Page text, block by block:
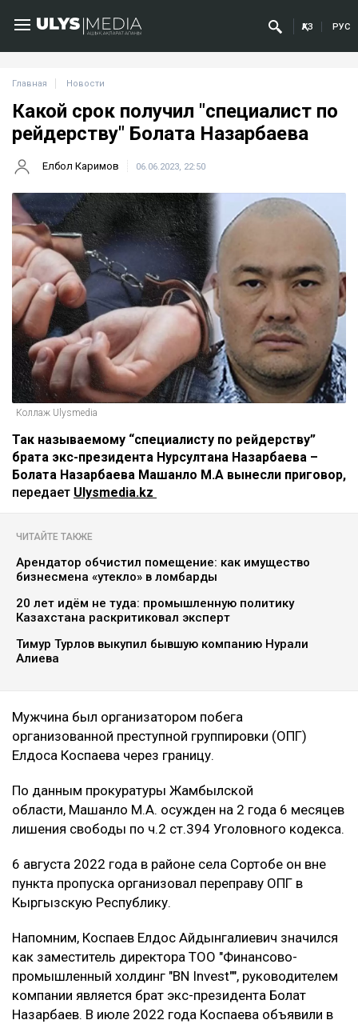
ҚАЗ РУС
Главная Новости
Какой срок получил "специалист по
рейдерству" Болата Назарбаева
Елбол Каримов 06.06.2023, 22:50
Коллаж Ulysmedia
Так называемому “специалисту по рейдерству”
брата экс-президента Нурсултана Назарбаева –
Болата Назарбаева Машанло М.А вынесли приговор,
передает Ulysmedia.kz
ЧИТАЙТЕ ТАКЖЕ
Арендатор обчистил помещение: как имущество
бизнесмена «утекло» в ломбарды
20 лет идём не туда: промышленную политику
Казахстана раскритиковал эксперт
Тимур Турлов выкупил бывшую компанию Нурали
Алиева
Мужчина был организатором побега
организованной преступной группировки (ОПГ)
Елдоса Коспаева через границу.
По данным прокуратуры Жамбылской
области, Машанло М.А. осужден на 2 года 6 месяцев
лишения свободы по ч.2 ст.394 Уголовного кодекса.
6 августа 2022 года в районе села Сортобе он вне
пункта пропуска организовал переправу ОПГ в
Кыргызскую Республику.
Напомним, Коспаев Елдос Айдынгалиевич значился
как заместитель директора ТОО "Финансово-
промышленный холдинг "BN Invest"", руководителем
компании является брат экс-президента Болат
Назарбаев. В июле 2022 года Коспаева объявили в